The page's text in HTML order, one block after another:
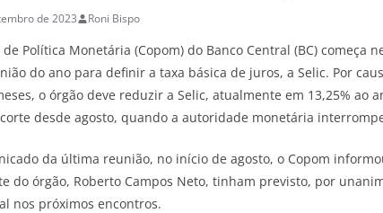
de 2023 Roni Bispo
de Política Monetária (Copom) do Banco Central (BC) começa
do ano para definir a taxa básica de juros, a Selic. Por
o órgão deve reduzir a Selic, atualmente em 13,25% ao
desde agosto, quando a autoridade monetária
da última reunião, no início de agosto, o Copom
do órgão, Roberto Campos Neto, tinham previsto, por
nos próximos encontros.